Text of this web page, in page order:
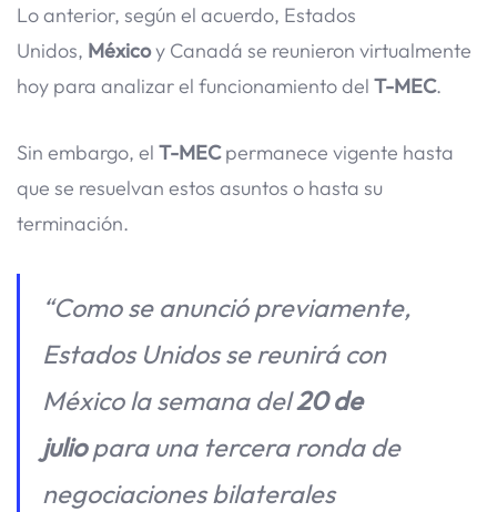
Lo anterior, según el acuerdo, Estados
Unidos, Méxicoy Canadá se reunieron virtualmente
hoy para analizar el funcionamiento del T-MEC.
Sin embargo, el T-MECpermanece vigente hasta
que se resuelvan estos asuntos o hasta su
terminación.
“Como se anunció previamente,
Estados Unidos se reunirá con
México la semana del20 de
juliopara una tercera ronda de
negociaciones bilaterales